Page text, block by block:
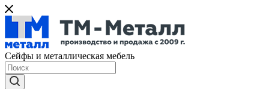
Сейфы и металлическая мебель